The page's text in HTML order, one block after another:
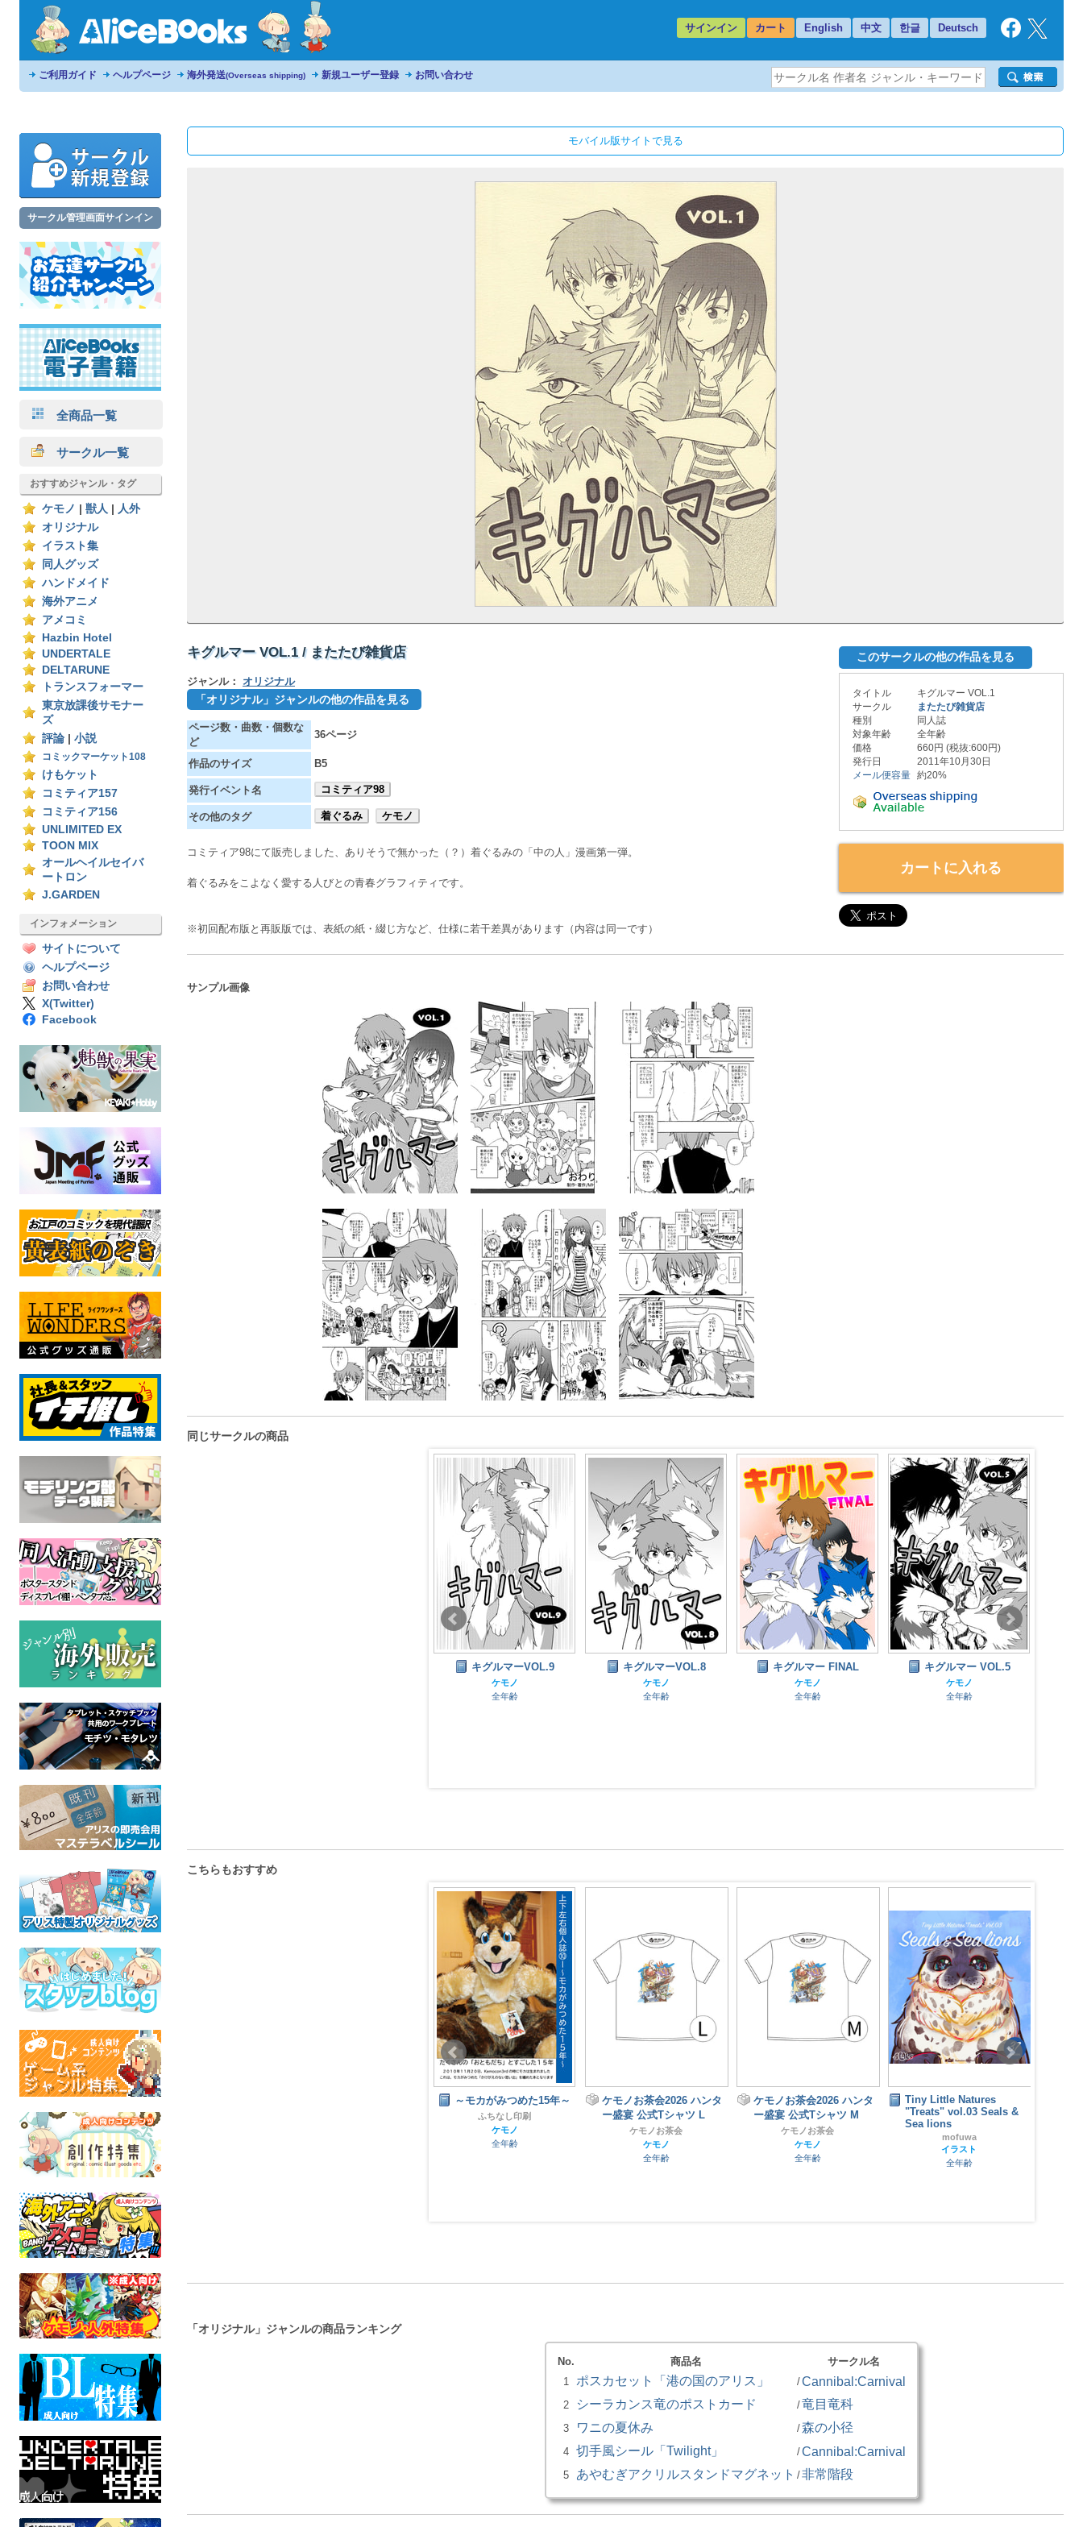
サインイン カート English 中文 한글 Deutsch
ご利用ガイド ヘルプページ 海外発送(Overseas shipping) 新規ユーザー登録 お問い合わせ
サークル管理画面サインイン
全商品一覧
サークル一覧
おすすめジャンル・タグ
ケモノ 獣人
人外
オリジナル
イラスト集
同人グッズ
ハンドメイド
海外アニメ
アメコミ
Hazbin Hotel
UNDERTALE
DELTARUNE
トランスフォーマー
東京放課後サモナー
ズ
評論
小説
コミックマーケット108
けもケット
コミティア157
コミティア156
UNLIMITED EX
TOON MIX
オールヘイルセイバ
ートロン
J.GARDEN
インフォメーション
サイトについて
ヘルプページ
お問い合わせ
X(Twitter)
Facebook
モバイル版サイトで見る
キグルマー VOL.1 / またたび雑貨店
ジャンル： オリジナル
「オリジナル」ジャンルの他の作品を見る
ページ数・曲数・個数な
ど
36ページ
作品のサイズ B5
発行イベント名 コミティア98
その他のタグ 着ぐるみ ケモノ
コミティア98にて販売しました、ありそうで無かった（？）着ぐるみの「中の人」漫画第一弾。
着ぐるみをこよなく愛する人びとの青春グラフィティです。
※初回配布版と再販版では、表紙の紙・綴じ方など、仕様に若干差異があります（内容は同一です）
このサークルの他の作品を見る
タイトル
キグルマー VOL.1
サークル
またたび雑貨店
種別
同人誌
対象年齢
全年齢
価格
660円 (税抜:600円)
発行日
2011年10月30日
メール便容量 約20%
カートに入れる
サンプル画像
同じサークルの商品
キグルマー VOL.3
オリジナル
もし草ちゃんが重度のケ
キグルマーVOL.8
ケモノ
全年齢
キグルマー FINAL
ケモノ
全年齢
キグルマー VOL.5
ケモノ
全年齢
キグルマー VOL.7
ケモノ
全年齢
こちらもおすすめ
モノお茶会2026 ハンタ
盛宴 公式Tシャツ 2XL
ケモノお茶会
ケモノ
全年齢
モカの【個人的】ファン
ブック
ケモノお茶会2026 ハンタ
ー盛宴 公式Tシャツ L
ケモノお茶会
ケモノ
ケモノお茶会2026 ハンタ
ー盛宴 公式Tシャツ M
ケモノお茶会
ケモノ
全年齢
Tiny Little Natures
"Treats" vol.03 Seals &
Sea lions
mofuwa
イラスト
全年齢
モフ神様
ふぁんしー☆
オリジナル
全年齢
「オリジナル」ジャンルの商品ランキング
No. 商品名
サークル名
1
ポスカセット「港の国のアリス」 /Cannibal:Carnival
2 シーラカンス竜のポストカード /竜目竜科
3 ワニの夏休み /森の小径
4 切手風シール「Twilight」 /Cannibal:Carnival
5 あやむぎアクリルスタンドマグネット /非常階段